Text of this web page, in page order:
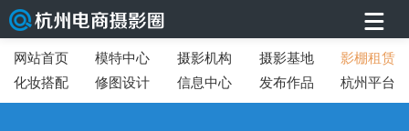
网站首页 模特中心 摄影机构 摄影基地
影棚租赁
化妆搭配
修图设计 信息中心 发布作品 杭州平台